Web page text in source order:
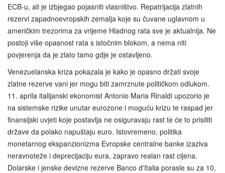
ECB-u, ali je izbjegao pojasniti vlasništvo. Repatrijacija zlatnih
rezervi zapadnoevropskih zemalja koje su čuvane uglavnom u
američkim trezorima za vrijeme Hladnog rata sve je aktualnija. Ne
postoji više opasnost rata s istočnim blokom, a nema niti
povjerenja da je zlato tamo gdje je ostavljeno.
Venezuelanska kriza pokazala je kako je opasno držati svoje
zlatne rezerve vani jer mogu biti zamrznute političkom odlukom.
11. aprila italijanski ekonomist Antonio Maria Rinaldi upozorio je
na sistemske rizike unutar eurozone i moguću krizu te raspad jer
finansijski uvjeti koje postavlja ne osiguravaju rast te će to prisiliti
države da polako napuštaju euro. Istovremeno, politika
monetarnog ekspanzionizma Evropske centralne banke izaziva
neravnoteže i deprecijaciju eura, zapravo realan rast cijena.
Dolarske i jenske devizne rezerve Banco d'Italia porasle su za 10,